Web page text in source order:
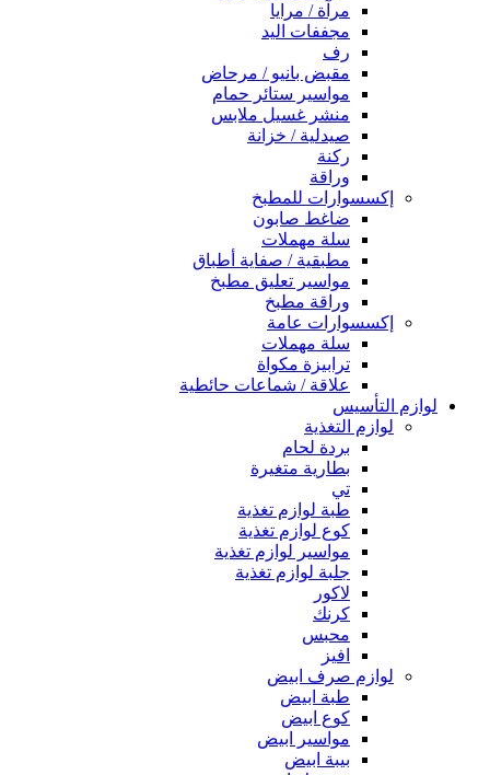
مرآة / مرايا
مجففات اليد
رف
مقبض بانيو / مرحاض
مواسير ستائر حمام
منشر غسيل ملابس
صيدلية / خزانة
ركنة
وراقة
إكسسوارات للمطبخ
ضاغط صابون
سلة مهملات
مطبقية / صفاية أطباق
مواسير تعليق مطبخ
وراقة مطبخ
إكسسوارات عامة
سلة مهملات
ترابيزة مكواة
علاقة / شماعات حائطية
لوازم التأسيس
لوازم التغذية
بردة لحام
بطارية متغيرة
تي
طبة لوازم تغذية
كوع لوازم تغذية
مواسير لوازم تغذية
جلبة لوازم تغذية
لاكور
كرنك
محبس
افيز
لوازم صرف ابيض
طبة ابيض
كوع ابيض
مواسير ابيض
بيبة ابيض